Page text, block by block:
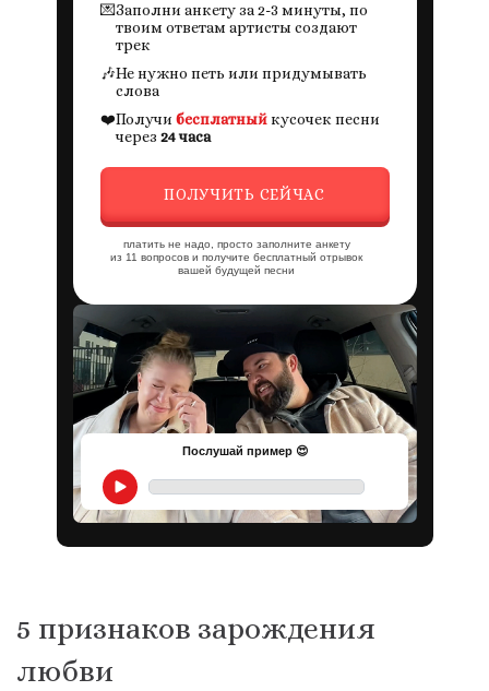
Послушай пример 😍
💌Заполни анкету за 2-3 минуты, по
твоим ответам артисты создают
трек
🎶Не нужно петь или придумывать
слова
❤️Получи бесплатныйкусочек песни
через 24 часа
ПОЛУЧИТЬ СЕЙЧАС
платить не надо, просто заполните анкету
из 11 вопросов и получите бесплатный отрывок
вашей будущей песни
5 признаков зарождения
любви